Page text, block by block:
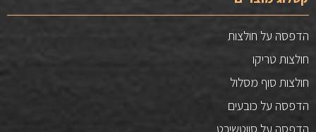
הדפסה על חולצות
חולצות טריקו
חולצות סוף מסלול
הדפסה על כובעים